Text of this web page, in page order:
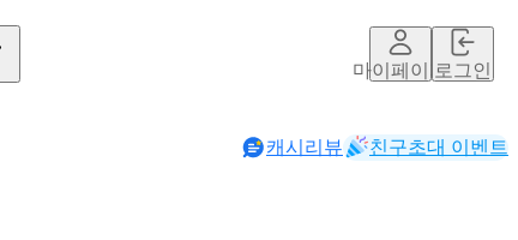
마이페이지로그인
캐시리뷰 친구초대 이벤트